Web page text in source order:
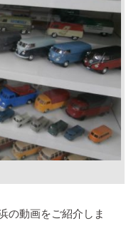
の動画をご紹介しま